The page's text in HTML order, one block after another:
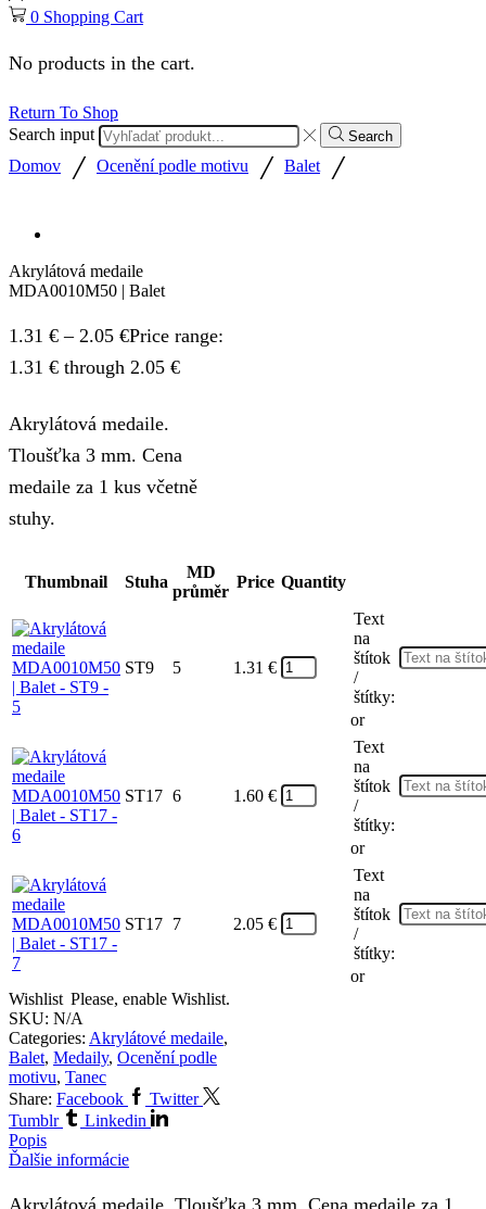
0 Shopping Cart
No products in the cart.
Return To Shop
Search input
Search
Domov / Ocenění podle motivu / Balet /
Akrylátová medaile
MDA0010M50 | Balet
1.31 € – 2.05 €Price range:
1.31 € through 2.05 €
Akrylátová medaile.
Tloušťka 3 mm. Cena
medaile za 1 kus včetně
stuhy.
Thumbnail Stuha
MD
průměr
Price Quantity
ST9 5 1.31 €
Text
na
štítok
/
štítky:
or
ST17 6 1.60 €
Text
na
štítok
/
štítky:
or
ST17 7 2.05 €
Text
na
štítok
/
štítky:
or
Wishlist Please, enable Wishlist.
SKU: N/A
Categories: Akrylátové medaile,
Balet, Medaily, Ocenění podle
motivu, Tanec
Share: Facebook
Twitter
Tumblr
Linkedin
Popis
Ďalšie informácie
Akrylátová medaile. Tloušťka 3 mm. Cena medaile za 1